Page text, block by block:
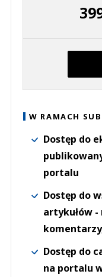
W RAMACH
Dostęp do
portalu
Dostęp do
artykułów
Dostęp do
na portalu